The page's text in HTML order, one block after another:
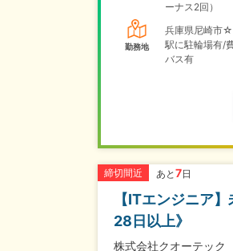
ーナス2回）
勤務地
兵庫県尼崎市☆
駅に駐輪場有/
バス有
締切間近 あと 7日
【ITエンジニア
28日以上》
株式会社クオーテック